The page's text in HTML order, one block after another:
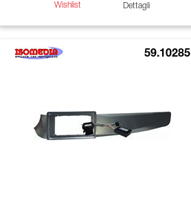
Wishlist Dettagli
59.10285